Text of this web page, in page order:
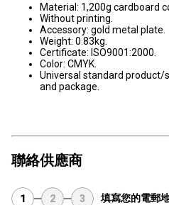
Material: 1,200g cardboard
Without printing.
Accessory: gold metal plate.
Weight: 0.83kg.
Certificate: ISO9001:2000.
Color: CMYK.
Universal standard product/
and package.
聯絡供應商
1 2 3 填寫您的電郵